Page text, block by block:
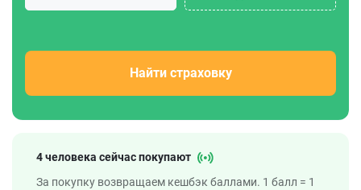
Найти страховку
4 человека сейчас покупают
За покупку возвращаем кешбэк баллами. 1 балл = 1